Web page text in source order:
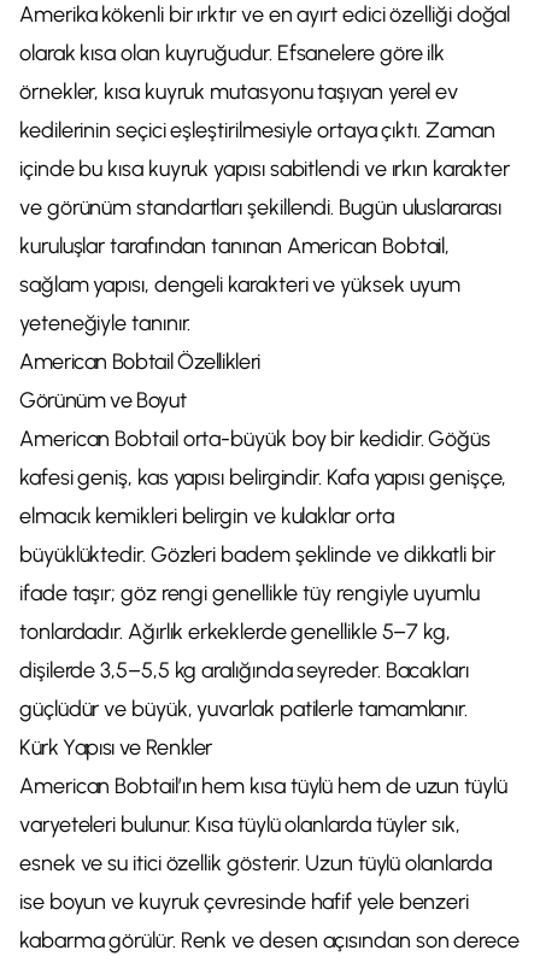
Amerika kökenli bir ırktır ve en ayırt edici özelliği doğal
olarak kısa olan kuyruğudur. Efsanelere göre ilk
örnekler, kısa kuyruk mutasyonu taşıyan yerel ev
kedilerinin seçici eşleştirilmesiyle ortaya çıktı. Zaman
içinde bu kısa kuyruk yapısı sabitlendi ve ırkın karakter
ve görünüm standartları şekillendi. Bugün uluslararası
kuruluşlar tarafından tanınan American Bobtail,
sağlam yapısı, dengeli karakteri ve yüksek uyum
yeteneğiyle tanınır.
American Bobtail Özellikleri
Görünüm ve Boyut
American Bobtail orta-büyük boy bir kedidir. Göğüs
kafesi geniş, kas yapısı belirgindir. Kafa yapısı genişçe,
elmacık kemikleri belirgin ve kulaklar orta
büyüklüktedir. Gözleri badem şeklinde ve dikkatli bir
ifade taşır; göz rengi genellikle tüy rengiyle uyumlu
tonlardadır. Ağırlık erkeklerde genellikle 5–7 kg,
dişilerde 3,5–5,5 kg aralığında seyreder. Bacakları
güçlüdür ve büyük, yuvarlak patilerle tamamlanır.
Kürk Yapısı ve Renkler
American Bobtail’ın hem kısa tüylü hem de uzun tüylü
varyeteleri bulunur. Kısa tüylü olanlarda tüyler sık,
esnek ve su itici özellik gösterir. Uzun tüylü olanlarda
ise boyun ve kuyruk çevresinde hafif yele benzeri
kabarma görülür. Renk ve desen açısından son derece